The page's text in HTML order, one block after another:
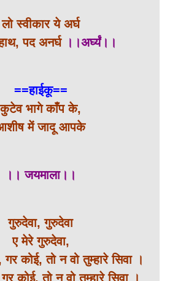
लो स्वीकार ये अर्घ
पद अनर्घ।।अर्घ्यं।।
==हाईकू==
कुटेव भागे काँप के,
में जादू आपके
।। जयमाला।।
गुरुदेवा, गुरुदेवा
ए मेरे गुरुदेवा,
कोई, तो न वो तुम्हारे सिवा ।
कोई, तो न वो तुम्हारे सिवा ।